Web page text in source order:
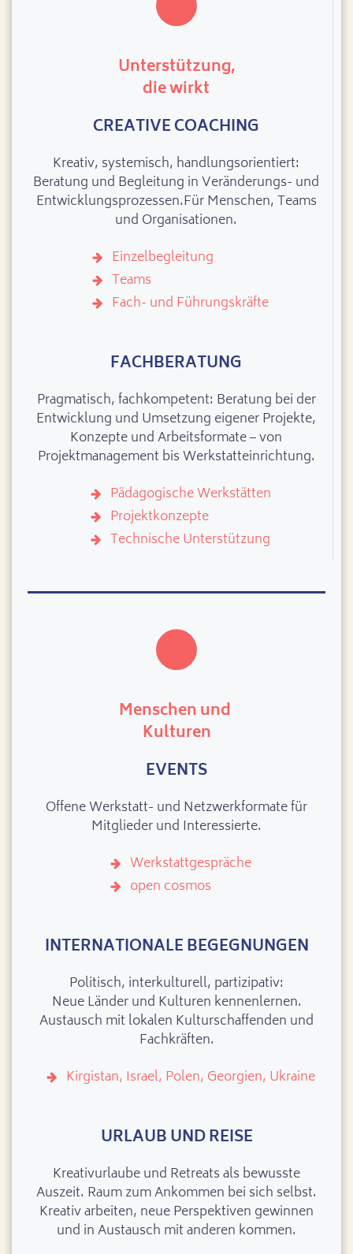
Unterstützung,
die wirkt
CREATIVE COACHING
Kreativ, systemisch, handlungsorientiert:
Beratung und Begleitung in Veränderungs- und
Entwicklungsprozessen.Für Menschen, Teams
und Organisationen.
Einzelbegleitung
Teams
Fach- und Führungskräfte
FACHBERATUNG
Pragmatisch, fachkompetent: Beratung bei der
Entwicklung und Umsetzung eigener Projekte,
Konzepte und Arbeitsformate – von
Projektmanagement bis Werkstatteinrichtung.
Pädagogische Werkstätten
Projektkonzepte
Technische Unterstützung
Menschen und
Kulturen
EVENTS
Offene Werkstatt- und Netzwerkformate für
Mitglieder und Interessierte.
Werkstattgespräche
open cosmos
INTERNATIONALE BEGEGNUNGEN
Politisch, interkulturell, partizipativ:
Neue Länder und Kulturen kennenlernen.
Austausch mit lokalen Kulturschaffenden und
Fachkräften.
Kirgistan, Israel, Polen, Georgien, Ukraine
URLAUB UND REISE
Kreativurlaube und Retreats als bewusste
Auszeit. Raum zum Ankommen bei sich selbst.
Kreativ arbeiten, neue Perspektiven gewinnen
und in Austausch mit anderen kommen.